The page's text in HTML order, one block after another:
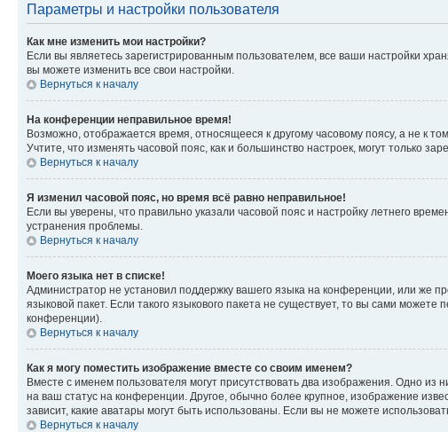
Параметры и настройки пользователя
Как мне изменить мои настройки?
Если вы являетесь зарегистрированным пользователем, все ваши настройки
вы можете изменить все свои настройки.
Вернуться к началу
На конференции неправильное время!
Возможно, отображается время, относящееся к другому часовому поясу, а не к
Учтите, что изменять часовой пояс, как и большинство настроек, могут только
Вернуться к началу
Я изменил часовой пояс, но время всё равно неправильное!
Если вы уверены, что правильно указали часовой пояс и настройку летнего
устранения проблемы.
Вернуться к началу
Моего языка нет в списке!
Администратор не установил поддержку вашего языка на конференции, или же
языковой пакет. Если такого языкового пакета не существует, то вы сами
конференции).
Вернуться к началу
Как я могу поместить изображение вместе со своим именем?
Вместе с именем пользователя могут присутствовать два изображения. Одно
на ваш статус на конференции. Другое, обычно более крупное, изображение
зависит, какие аватары могут быть использованы. Если вы не можете
Вернуться к началу